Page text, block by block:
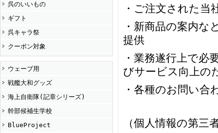
呉のいいもの
ギフト
呉キャラ祭
クーポン対象
ウェーブ用
戦艦大和グッズ
海上自衛隊(記章シリーズ)
幹部候補生学校
BlueProject
・ご注文された当
・新商品の案内な
提供
・業務遂行上で必
びサービス向上の
・各種のお問い合
（個人情報の第三